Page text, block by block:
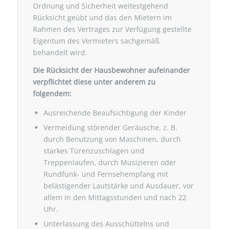
Ordnung und Sicherheit weitestgehend
Rücksicht geübt und das den Mietern im
Rahmen des Vertrages zur Verfügung gestellte
Eigentum des Vermieters sachgemäß
behandelt wird.
Die Rücksicht der Hausbewohner aufeinander
verpflichtet diese unter anderem zu
folgendem:
Ausreichende Beaufsichtigung der Kinder
Vermeidung störender Geräusche, z. B.
durch Benutzung von Maschinen, durch
starkes Türenzuschlagen und
Treppenlaufen, durch Musizieren oder
Rundfunk- und Fernsehempfang mit
belästigender Lautstärke und Ausdauer, vor
allem in den Mittagsstunden und nach 22
Uhr.
Unterlassung des Ausschüttelns und